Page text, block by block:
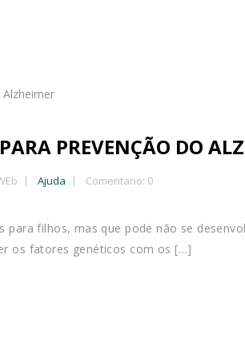
PREVENÇÃO DO
Ajuda Comentario: 0
para filhos, mas que pode não se
os fatores genéticos com os […]